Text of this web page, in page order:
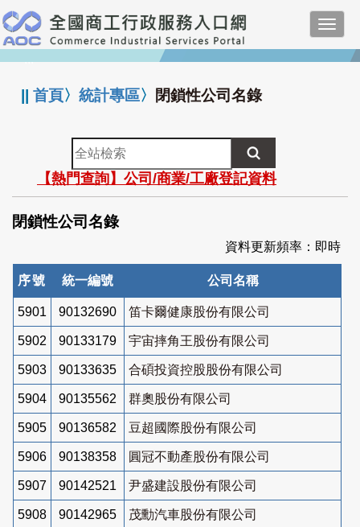
跳
到
主
要
:::
||首頁〉統計專區〉 閉鎖性公司名錄
全
站
檢
索
【熱門查詢】公司/商業/工廠登記資料
閉鎖性公司名錄
資料更新頻率：即時
序號 統一編號 公司名稱
5901 90132690 笛卡爾健康股份有限公司
5902 90133179 宇宙摔角王股份有限公司
5903 90133635 合碩投資控股股份有限公司
5904 90135562 群奧股份有限公司
5905 90136582 豆超國際股份有限公司
5906 90138358 圓冠不動產股份有限公司
5907 90142521 尹盛建設股份有限公司
5908 90142965 茂勳汽車股份有限公司